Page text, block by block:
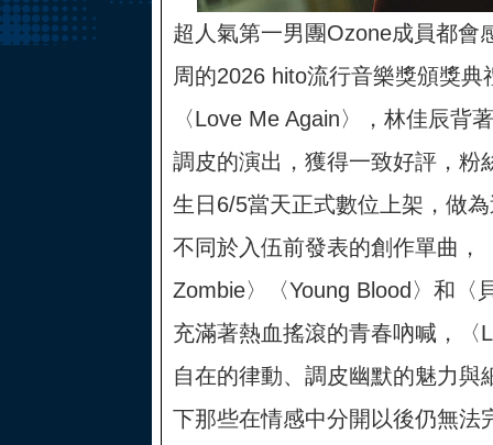
超人氣第一男團Ozone成員都會
周的2026 hito流行音樂獎頒獎
〈Love Me Again〉，林佳辰背
調皮的演出，獲得一致好評，粉
生日6/5當天正式數位上架，做
不同於入伍前發表的創作單曲，
Zombie〉〈Young Blood〉和〈
充滿著熱血搖滾的青春吶喊，〈
自在的律動、調皮幽默的魅力與
下那些在情感中分開以後仍無法